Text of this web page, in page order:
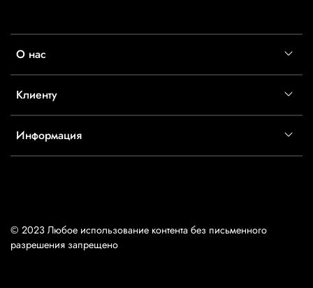
О нас
Клиенту
Информация
© 2023 Любое использование контента без письменного
разрешения запрещено